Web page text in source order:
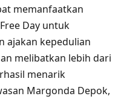
memanfaatkan
Day untuk
ajakan kepedulian
melibatkan lebih dari
menarik
Margonda Depok,